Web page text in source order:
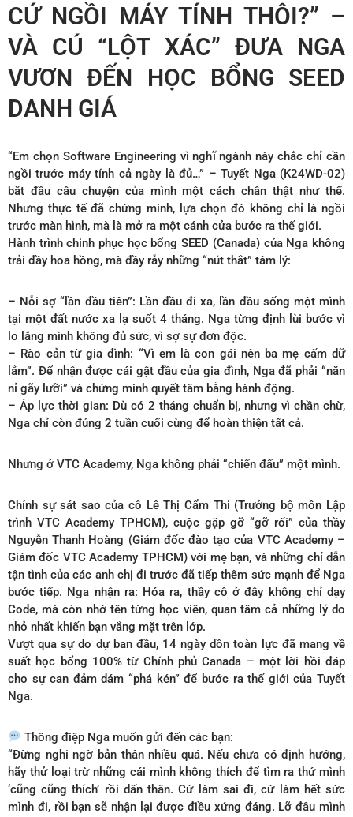
CỨ NGỒI MÁY TÍNH THÔI?” –
VÀ CÚ “LỘT XÁC” ĐƯA NGA
VƯƠN ĐẾN HỌC BỔNG SEED
DANH GIÁ
“Em chọn Software Engineering vì nghĩ ngành này chắc chỉ cần
ngồi trước máy tính cả ngày là đủ…” – Tuyết Nga (K24WD-02)
bắt đầu câu chuyện của mình một cách chân thật như thế.
Nhưng thực tế đã chứng minh, lựa chọn đó không chỉ là ngồi
trước màn hình, mà là mở ra một cánh cửa bước ra thế giới.
Hành trình chinh phục học bổng SEED (Canada) của Nga không
trải đầy hoa hồng, mà đầy rẫy những “nút thắt” tâm lý:
– Nỗi sợ “lần đầu tiên”: Lần đầu đi xa, lần đầu sống một mình
tại một đất nước xa lạ suốt 4 tháng. Nga từng định lùi bước vì
lo lắng mình không đủ sức, vì sợ sự đơn độc.
– Rào cản từ gia đình: “Vì em là con gái nên ba mẹ cấm dữ
lắm”. Để nhận được cái gật đầu của gia đình, Nga đã phải “năn
nỉ gãy lưỡi” và chứng minh quyết tâm bằng hành động.
– Áp lực thời gian: Dù có 2 tháng chuẩn bị, nhưng vì chần chừ,
Nga chỉ còn đúng 2 tuần cuối cùng để hoàn thiện tất cả.
Nhưng ở VTC Academy, Nga không phải “chiến đấu” một mình.
Chính sự sát sao của cô Lê Thị Cẩm Thi (Trưởng bộ môn Lập
trình VTC Academy TPHCM), cuộc gặp gỡ “gỡ rối” của thầy
Nguyễn Thanh Hoàng (Giám đốc đào tạo của VTC Academy –
Giám đốc VTC Academy TPHCM) với mẹ bạn, và những chỉ dẫn
tận tình của các anh chị đi trước đã tiếp thêm sức mạnh để Nga
bước tiếp. Nga nhận ra: Hóa ra, thầy cô ở đây không chỉ dạy
Code, mà còn nhớ tên từng học viên, quan tâm cả những lý do
nhỏ nhất khiến bạn vắng mặt trên lớp.
Vượt qua sự do dự ban đầu, 14 ngày dồn toàn lực đã mang về
suất học bổng 100% từ Chính phủ Canada – một lời hồi đáp
cho sự can đảm dám “phá kén” để bước ra thế giới của Tuyết
Nga.
Thông điệp Nga muốn gửi đến các bạn:
“Đừng nghi ngờ bản thân nhiều quá. Nếu chưa có định hướng,
hãy thử loại trừ những cái mình không thích để tìm ra thứ mình
‘cũng cũng thích’ rồi dấn thân. Cứ làm sai đi, cứ làm hết sức
mình đi, rồi bạn sẽ nhận lại được điều xứng đáng. Lỡ đâu mình